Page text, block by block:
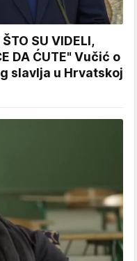
SU VIDELI,
DA ĆUTE" Vučić o
slavlja u Hrvatskoj